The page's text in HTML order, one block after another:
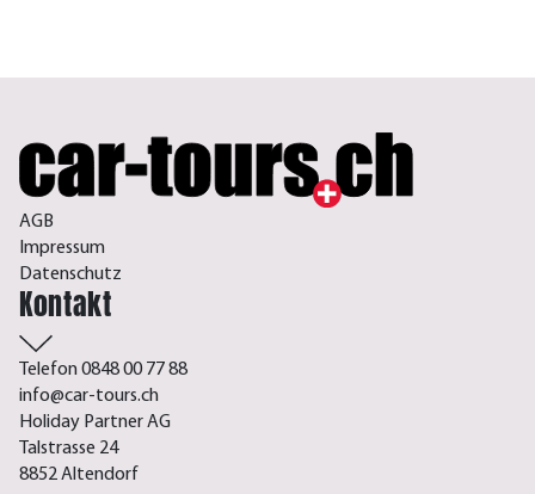
AGB
Impressum
Datenschutz
Kontakt
Telefon 0848 00 77 88
info@car-tours.ch
Holiday Partner AG
Talstrasse 24
8852 Altendorf